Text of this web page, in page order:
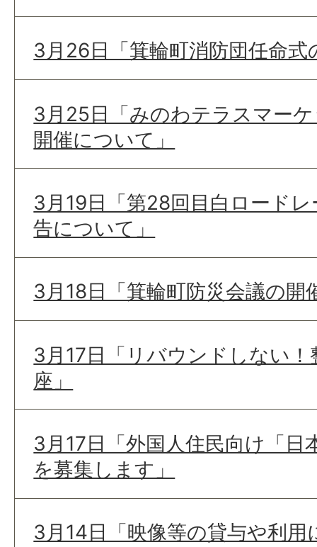
3月26日「箕輪町消防団任命
3月25日「みのわテラスマー
開催について」
3月19日「第28回目白ロード
告について」
3月18日「箕輪町防災会議の開
3月17日「リバウンドしない
座」
3月17日「外国人住民向け「日
を募集します」
3月14日「映像等の貸与や利用